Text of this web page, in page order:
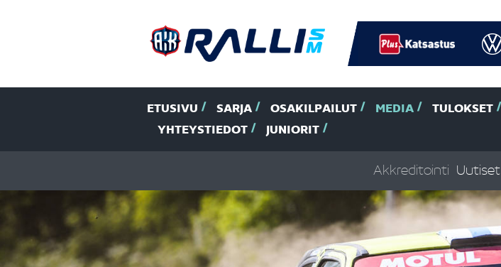
ETUSIVU SARJA OSAKILPAILUT MEDIA TULOKSET
YHTEYSTIEDOT
JUNIORIT
Akkreditointi Uutiset